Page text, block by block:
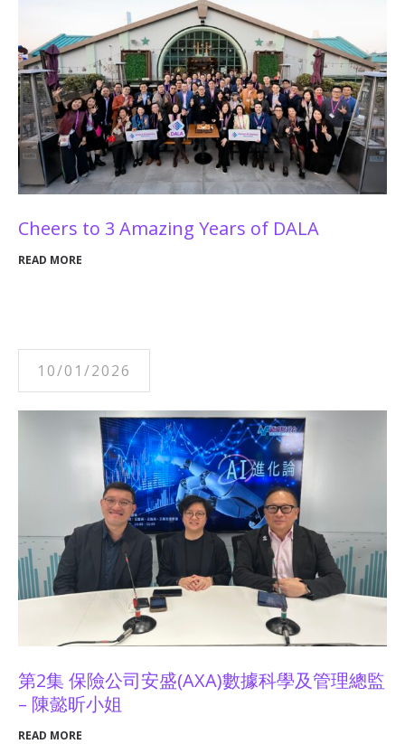
Cheers to 3 Amazing Years of DALA
READ MORE
10/01/2026
第2集 保險公司安盛(AXA)數據科學及管理總監
– 陳懿昕小姐
READ MORE